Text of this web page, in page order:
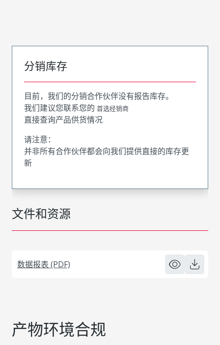
文件和资源
数据报表 (PDF)
分销库存
目前，我们的分销合作伙伴没有报告库存。
我们建议您联系您的 首选经销商
直接查询产品供货情况
请注意：
并非所有合作伙伴都会向我们提供直接的库存更
新
产物环境合规